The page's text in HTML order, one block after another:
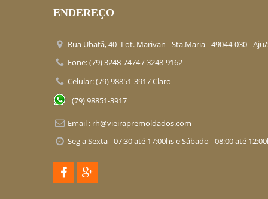
ENDEREÇO
Rua Ubatã, 40- Lot. Marivan - Sta.Maria -49044-030- Aju/
Fone: (79) 3248-7474 / 3248-9162
Celular: (79) 98851-3917 Claro
(79) 98851-3917
Email : rh@vieirapremoldados.com
Seg a Sexta - 07:30 até 17:00hs e Sábado - 08:00 até